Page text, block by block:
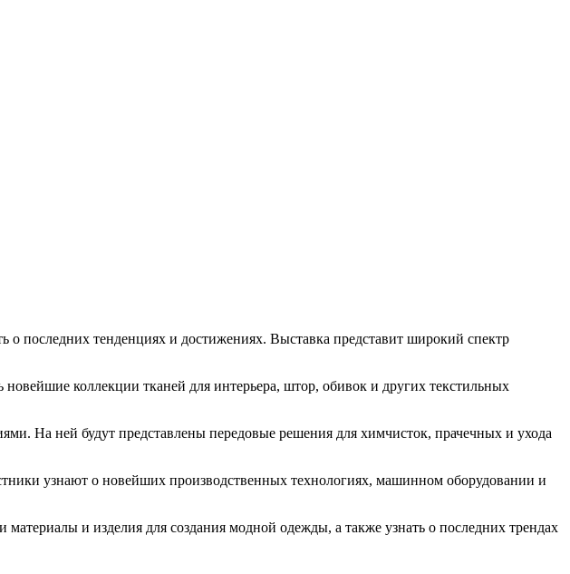
о последних тенденциях и достижениях. Выставка представит широкий спектр
коллекции тканей для интерьера, штор, обивок и других текстильных
На ней будут представлены передовые решения для химчисток, прачечных и ухода
узнают о новейших производственных технологиях, машинном оборудовании и
и изделия для создания модной одежды, а также узнать о последних трендах